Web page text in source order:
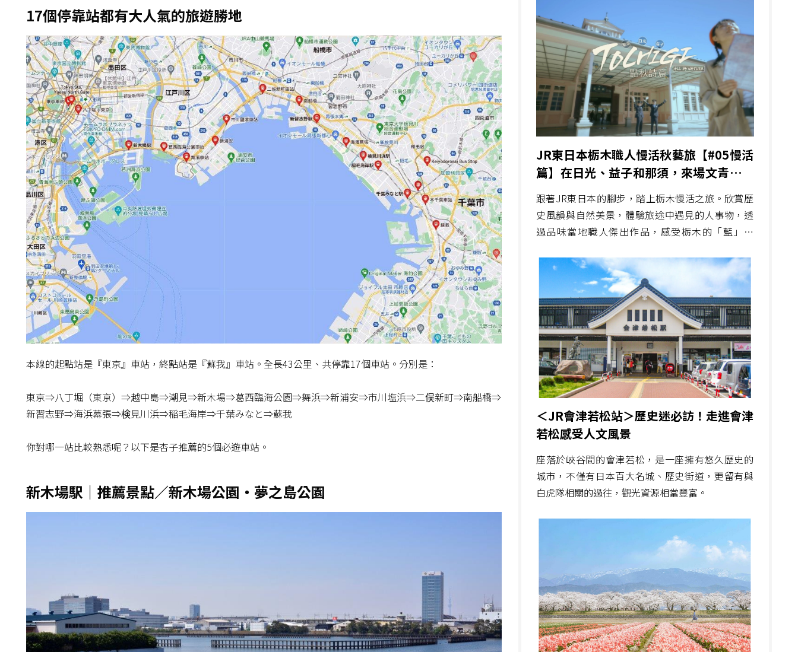
17個停靠站都有大人氣的旅遊勝地
本線的起點站是『東京』車站，終點站是『蘇我』車站。全長43公里、共停靠17個車站。分別是：
東京⇒八丁堀（東京）⇒越中島⇒潮見⇒新木場⇒葛西臨海公園⇒舞浜⇒新浦安⇒市川塩浜⇒二俣新町⇒南船橋⇒
新習志野⇒海浜幕張⇒検見川浜⇒稲毛海岸⇒千葉みなと⇒蘇我
你對哪一站比較熟悉呢？以下是杏子推薦的5個必遊車站。
新木場駅｜推薦景點／新木場公園・夢之島公園
JR東日本栃木職人慢活秋藝旅【#05慢活
篇】在日光、益子和那須，來場文青與景
物與藝術的相遇對話
跟著JR東日本的腳步，踏上栃木慢活之旅。欣賞歷
史風韻與自然美景，體驗旅途中遇見的人事物，透
過品味當地職人傑出作品，感受栃木的「藍」、
＜JR會津若松站＞歷史迷必訪！走進會津
若松感受人文風景
座落於峽谷間的會津若松，是一座擁有悠久歷史的
城市，不僅有日本百大名城、歷史街道，更留有與
白虎隊相關的過往，觀光資源相當豐富。